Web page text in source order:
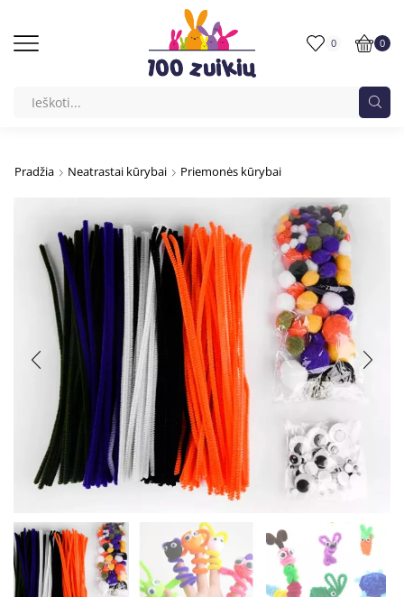
0 0
Pradžia Neatrastai kūrybai Priemonės kūrybai